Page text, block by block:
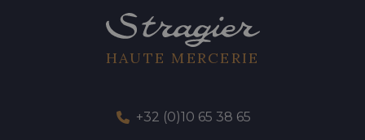
HAUTE MERCERIE
+32 (0)10 65 38 65